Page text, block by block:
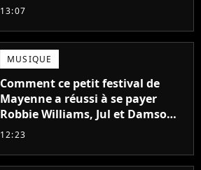
Frost et Cyclope trouvés !
13:07
MUSIQUE
Comment ce petit festival de
Mayenne a réussi à se payer
Robbie Williams, Jul et Damso
cette année ?
12:23